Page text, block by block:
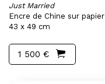
Just Married
Encre de Chine sur papier
43 x 49 cm
1 500 €